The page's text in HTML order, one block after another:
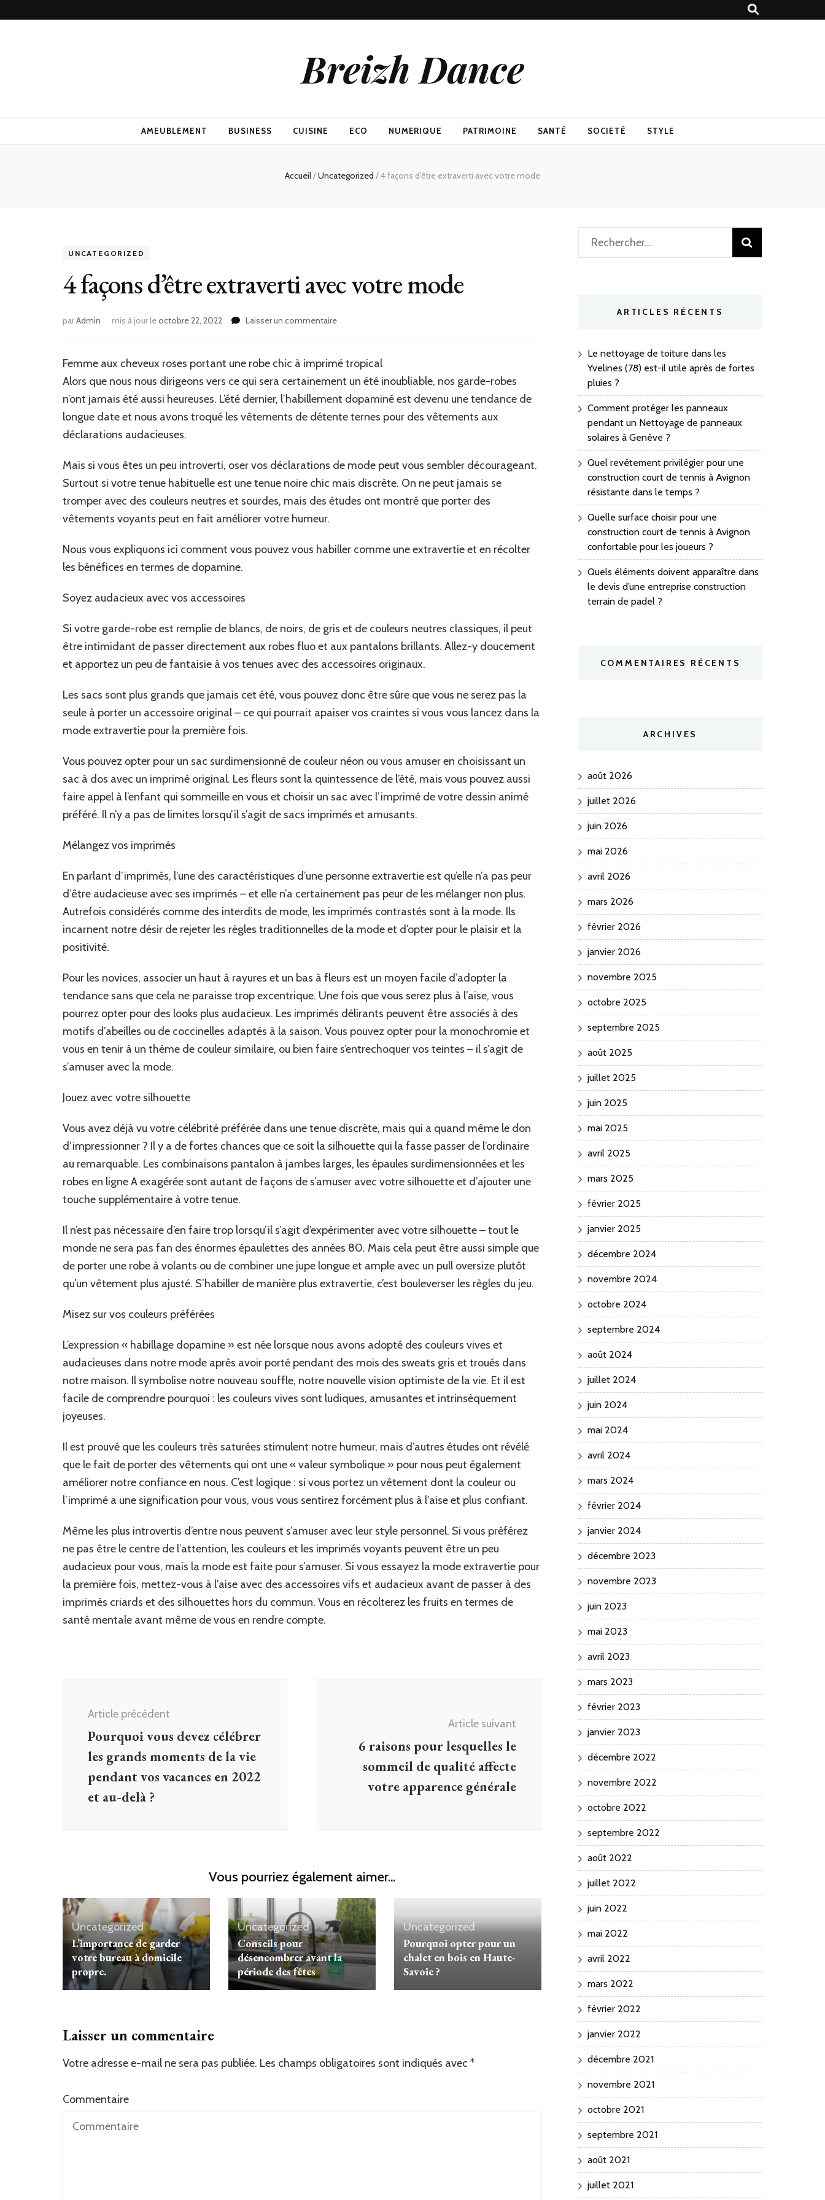
Breizh Dance
AMEUBLEMENT BUSINESS CUISINE ECO NUMERIQUE PATRIMOINE SANTÉ SOCIETÉ STYLE
Accueil/Uncategorized /4 façons d’être extraverti avec votre mode
UNCATEGORIZED
4 façons d’être extraverti avec votre mode
parAdmin mis à jour leoctobre 22, 2022 Laisser un commentairesur
d’être
extraverti
avec
votre
Femme aux cheveux roses portant une robe chic à imprimé tropical
Alors que nous nous dirigeons vers ce qui sera certainement un été inoubliable, nos garde-robes
n’ont jamais été aussi heureuses. L’été dernier, l’habillement dopaminé est devenu une tendance de
longue date et nous avons troqué les vêtements de détente ternes pour des vêtements aux
déclarations audacieuses.
Mais si vous êtes un peu introverti, oser vos déclarations de mode peut vous sembler décourageant.
Surtout si votre tenue habituelle est une tenue noire chic mais discrète. On ne peut jamais se
tromper avec des couleurs neutres et sourdes, mais des études ont montré que porter des
vêtements voyants peut en fait améliorer votre humeur.
Nous vous expliquons ici comment vous pouvez vous habiller comme une extravertie et en récolter
les bénéfices en termes de dopamine.
Soyez audacieux avec vos accessoires
Si votre garde-robe est remplie de blancs, de noirs, de gris et de couleurs neutres classiques, il peut
être intimidant de passer directement aux robes fluo et aux pantalons brillants. Allez-y doucement
et apportez un peu de fantaisie à vos tenues avec des accessoires originaux.
Les sacs sont plus grands que jamais cet été, vous pouvez donc être sûre que vous ne serez pas la
seule à porter un accessoire original – ce qui pourrait apaiser vos craintes si vous vous lancez dans la
mode extravertie pour la première fois.
Vous pouvez opter pour un sac surdimensionné de couleur néon ou vous amuser en choisissant un
sac à dos avec un imprimé original. Les fleurs sont la quintessence de l’été, mais vous pouvez aussi
faire appel à l’enfant qui sommeille en vous et choisir un sac avec l’imprimé de votre dessin animé
préféré. Il n’y a pas de limites lorsqu’il s’agit de sacs imprimés et amusants.
Mélangez vos imprimés
En parlant d’imprimés, l’une des caractéristiques d’une personne extravertie est qu’elle n’a pas peur
d’être audacieuse avec ses imprimés – et elle n’a certainement pas peur de les mélanger non plus.
Autrefois considérés comme des interdits de mode, les imprimés contrastés sont à la mode. Ils
incarnent notre désir de rejeter les règles traditionnelles de la mode et d’opter pour le plaisir et la
positivité.
Pour les novices, associer un haut à rayures et un bas à fleurs est un moyen facile d’adopter la
tendance sans que cela ne paraisse trop excentrique. Une fois que vous serez plus à l’aise, vous
pourrez opter pour des looks plus audacieux. Les imprimés délirants peuvent être associés à des
motifs d’abeilles ou de coccinelles adaptés à la saison. Vous pouvez opter pour la monochromie et
vous en tenir à un thème de couleur similaire, ou bien faire s’entrechoquer vos teintes – il s’agit de
s’amuser avec la mode.
Jouez avec votre silhouette
Vous avez déjà vu votre célébrité préférée dans une tenue discrète, mais qui a quand même le don
d’impressionner ? Il y a de fortes chances que ce soit la silhouette qui la fasse passer de l’ordinaire
au remarquable. Les combinaisons pantalon à jambes larges, les épaules surdimensionnées et les
robes en ligne A exagérée sont autant de façons de s’amuser avec votre silhouette et d’ajouter une
touche supplémentaire à votre tenue.
Il n’est pas nécessaire d’en faire trop lorsqu’il s’agit d’expérimenter avec votre silhouette – tout le
monde ne sera pas fan des énormes épaulettes des années 80. Mais cela peut être aussi simple que
de porter une robe à volants ou de combiner une jupe longue et ample avec un pull oversize plutôt
qu’un vêtement plus ajusté. S’habiller de manière plus extravertie, c’est bouleverser les règles du jeu.
Misez sur vos couleurs préférées
L’expression « habillage dopamine » est née lorsque nous avons adopté des couleurs vives et
audacieuses dans notre mode après avoir porté pendant des mois des sweats gris et troués dans
notre maison. Il symbolise notre nouveau souffle, notre nouvelle vision optimiste de la vie. Et il est
facile de comprendre pourquoi : les couleurs vives sont ludiques, amusantes et intrinsèquement
joyeuses.
Il est prouvé que les couleurs très saturées stimulent notre humeur, mais d’autres études ont révélé
que le fait de porter des vêtements qui ont une « valeur symbolique » pour nous peut également
améliorer notre confiance en nous. C’est logique : si vous portez un vêtement dont la couleur ou
l’imprimé a une signification pour vous, vous vous sentirez forcément plus à l’aise et plus confiant.
Même les plus introvertis d’entre nous peuvent s’amuser avec leur style personnel. Si vous préférez
ne pas être le centre de l’attention, les couleurs et les imprimés voyants peuvent être un peu
audacieux pour vous, mais la mode est faite pour s’amuser. Si vous essayez la mode extravertie pour
la première fois, mettez-vous à l’aise avec des accessoires vifs et audacieux avant de passer à des
imprimés criards et des silhouettes hors du commun. Vous en récolterez les fruits en termes de
santé mentale avant même de vous en rendre compte.
d'article
Article précédent
Pourquoi vous devez célébrer
les grands moments de la vie
pendant vos vacances en 2022
et au-delà ?
Article suivant
6 raisons pour lesquelles le
sommeil de qualité affecte
votre apparence générale
Vous pourriez également aimer...
Uncategorized
L’importance de garder
votre bureau à domicile
propre.
Uncategorized
Conseils pour
désencombrer avant la
période des fêtes
Uncategorized
Pourquoi opter pour un
chalet en bois en Haute-
Savoie ?
Laisser un commentaire
Votre adresse e-mail ne sera pas publiée. Les champs obligatoires sont indiqués avec *
Commentaire
Alternative:
Rechercher :
ARTICLES RÉCENTS
Le nettoyage de toiture dans les
Yvelines (78) est-il utile après de fortes
pluies ?
Comment protéger les panneaux
pendant un Nettoyage de panneaux
solaires à Genève ?
Quel revêtement privilégier pour une
construction court de tennis à Avignon
résistante dans le temps ?
Quelle surface choisir pour une
construction court de tennis à Avignon
confortable pour les joueurs ?
Quels éléments doivent apparaître dans
le devis d’une entreprise construction
terrain de padel ?
COMMENTAIRES RÉCENTS
ARCHIVES
août 2026
juillet 2026
juin 2026
mai 2026
avril 2026
mars 2026
février 2026
janvier 2026
novembre 2025
octobre 2025
septembre 2025
août 2025
juillet 2025
juin 2025
mai 2025
avril 2025
mars 2025
février 2025
janvier 2025
décembre 2024
novembre 2024
octobre 2024
septembre 2024
août 2024
juillet 2024
juin 2024
mai 2024
avril 2024
mars 2024
février 2024
janvier 2024
décembre 2023
novembre 2023
juin 2023
mai 2023
avril 2023
mars 2023
février 2023
janvier 2023
décembre 2022
novembre 2022
octobre 2022
septembre 2022
août 2022
juillet 2022
juin 2022
mai 2022
avril 2022
mars 2022
février 2022
janvier 2022
décembre 2021
novembre 2021
octobre 2021
septembre 2021
août 2021
juillet 2021